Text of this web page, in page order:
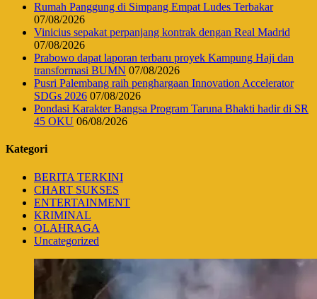
Rumah Panggung di Simpang Empat Ludes Terbakar
07/08/2026
Vinicius sepakat perpanjang kontrak dengan Real Madrid
07/08/2026
Prabowo dapat laporan terbaru proyek Kampung Haji dan
transformasi BUMN 07/08/2026
Pusri Palembang raih penghargaan Innovation Accelerator
SDGs 2026 07/08/2026
Pondasi Karakter Bangsa Program Taruna Bhakti hadir di SR
45 OKU 06/08/2026
Kategori
BERITA TERKINI
CHART SUKSES
ENTERTAINMENT
KRIMINAL
OLAHRAGA
Uncategorized